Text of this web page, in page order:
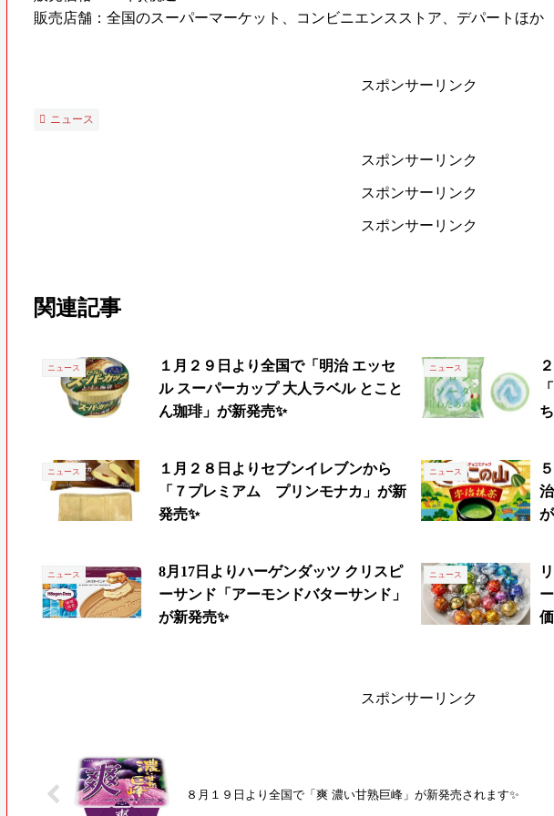
販売店舗：全国のスーパーマーケット、コンビニエンスストア、デパートほか
スポンサーリンク
ニュース
スポンサーリンク
スポンサーリンク
スポンサーリンク
関連記事
ニュース
１月２９日より全国で「明治 エッセ
ル スーパーカップ 大人ラベル とこと
ん珈琲」が新発売✨
ニュース
ニュース
１月２８日よりセブンイレブンから
「７プレミアム プリンモナカ」が新
発売✨
ニュース
ニュース
8月17日よりハーゲンダッツ クリスピ
ーサンド「アーモンドバターサンド」
が新発売✨
ニュース
スポンサーリンク
８月１９日より全国で「爽 濃い甘熟巨峰」が新発売されます✨